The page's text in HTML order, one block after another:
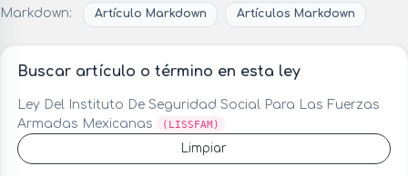
Markdown: Artículo Markdown Artículos Markdown
Buscar artículo o término en esta ley
Ley Del Instituto De Seguridad Social Para Las Fuerzas
Armadas Mexicanas
(LISSFAM)
Limpiar